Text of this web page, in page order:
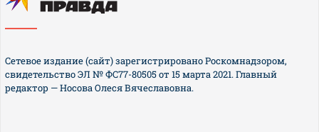
Сетевое издание (сайт) зарегистрировано Роскомнадзором,
свидетельство ЭЛ № ФС77-80505 от 15 марта 2021. Главный
редактор — Носова Олеся Вячеславовна.